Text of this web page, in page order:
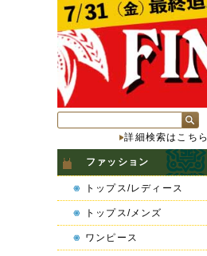
詳細検索はこちら
ファッション
トップス/レディース
トップス/メンズ
ワンピース